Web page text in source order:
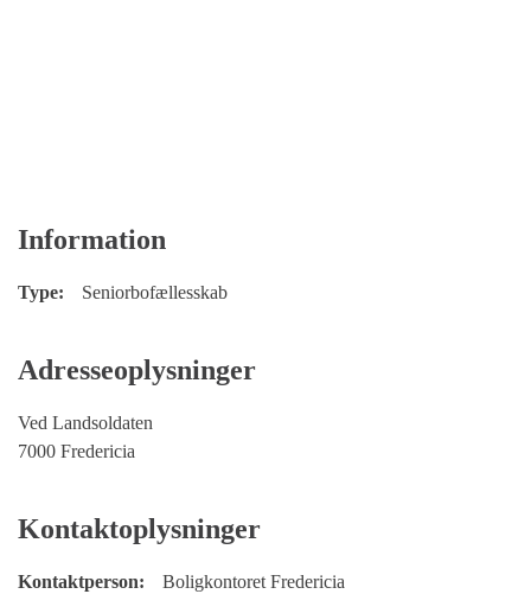
Information
Type: Seniorbofællesskab
Adresseoplysninger
Ved Landsoldaten
7000 Fredericia
Kontaktoplysninger
Kontaktperson:
Boligkontoret Fredericia